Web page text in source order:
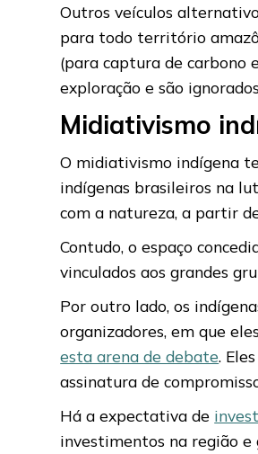
Outros veículos
para todo território
(para captura de carbono
exploração e são
Midiativismo
O midiativismo indígena
indígenas brasileiros na
com a natureza, a partir
Contudo, o espaço
vinculados aos grandes
Por outro lado, os
organizadores, em que
esta arena de debate.
assinatura de
Há a expectativa de
investimentos na região e